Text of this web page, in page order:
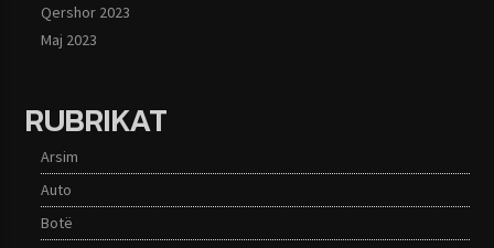
Qershor 2023
Maj 2023
RUBRIKAT
Arsim
Auto
Botë